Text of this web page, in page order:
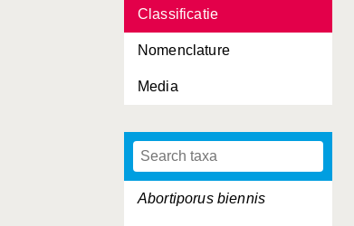
Classificatie
Nomenclature
Media
Abortiporus biennis